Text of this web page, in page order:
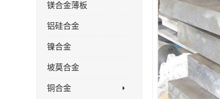
镁合金薄板
铝硅合金
镍合金
坡莫合金
铜合金